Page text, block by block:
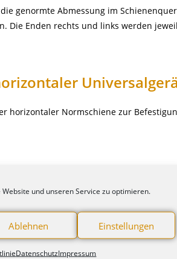
und unseren Service zu optimieren.
Ablehnen Einstellungen
DatenschutzImpressum
genormte Abmessung im
Enden rechts und links werden
horizontaler Normschiene zur